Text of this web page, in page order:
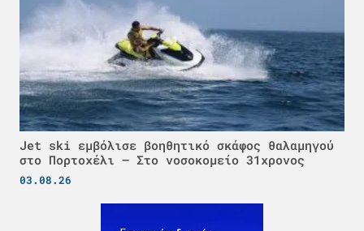
Jet ski εμβόλισε βοηθητικό σκάφος θαλαμηγού
στο Πορτοχέλι – Στο νοσοκομείο 31χρονος
03.08.26